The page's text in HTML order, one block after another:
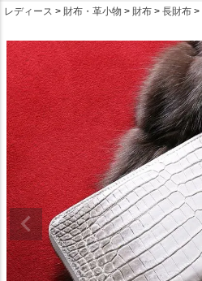
レディース 財布・革小物 財布 長財布